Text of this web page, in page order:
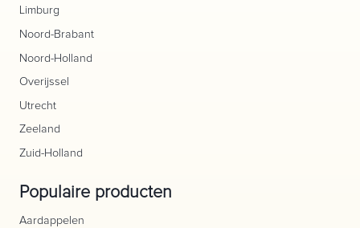
Limburg
Noord-Brabant
Noord-Holland
Overijssel
Utrecht
Zeeland
Zuid-Holland
Populaire producten
Aardappelen